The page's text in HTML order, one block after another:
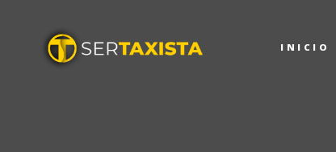
INICIO